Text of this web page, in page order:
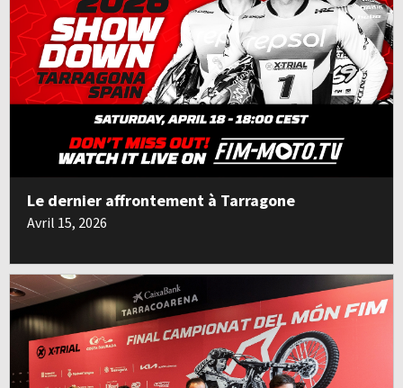
Le dernier affrontement à Tarragone
Avril 15, 2026